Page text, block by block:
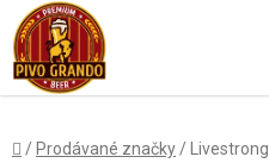
Přejít
na
obsah
Domů
/ Prodávané značky / Livestrong